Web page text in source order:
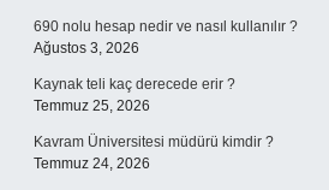
690 nolu hesap nedir ve nasıl kullanılır ?
Ağustos 3, 2026
Kaynak teli kaç derecede erir ?
Temmuz 25, 2026
Kavram Üniversitesi müdürü kimdir ?
Temmuz 24, 2026